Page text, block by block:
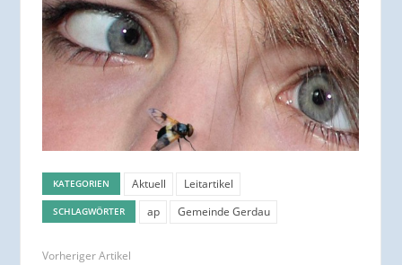
KATEGORIEN Aktuell Leitartikel
SCHLAGWÖRTER ap Gemeinde Gerdau
Vorheriger Artikel